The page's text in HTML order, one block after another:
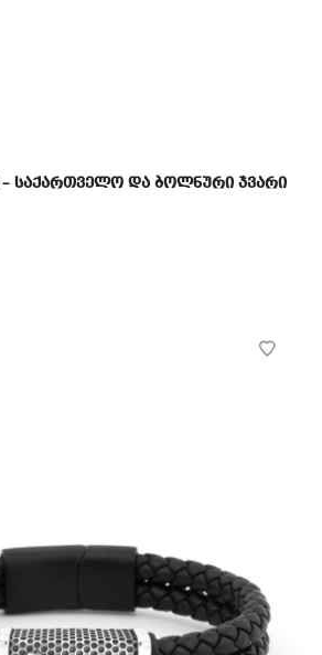
საქართველო და ბოლნური ჯვარი